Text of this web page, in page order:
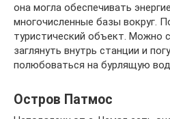
она могла обеспечивать
многочисленные базы вокруг.
туристический объект. Можно
заглянуть внутрь станции и
полюбоваться на бурлящую
Остров Патмос